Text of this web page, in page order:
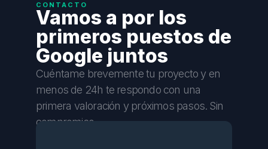
CONTACTO
Vamos a por los
primeros puestos de
Google juntos
Cuéntame brevemente tu proyecto y en
menos de 24h te respondo con una
primera valoración y próximos pasos. Sin
compromiso.